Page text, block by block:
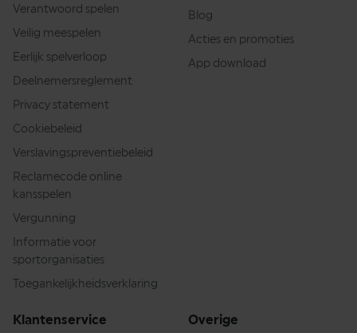
Verantwoord spelen
Veilig meespelen
Eerlijk spelverloop
Deelnemersreglement
Privacy statement
Cookiebeleid
Verslavingspreventiebeleid
Reclamecode online
kansspelen
Vergunning
Informatie voor
sportorganisaties
Toegankelijkheidsverklaring
Blog
Acties en promoties
App download
Klantenservice Overige